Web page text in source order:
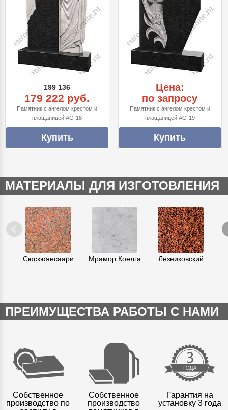
199 136
179 222 руб.
Памятник с ангелом крестом и
плащаницей AG-18
Цена:
по запросу
Памятник с ангелом крестом и
плащаницей AG-19
МАТЕРИАЛЫ ДЛЯ ИЗГОТОВЛЕНИЯ
Сюскюянсаари Мрамор Коелга Лезниковский
ПРЕИМУЩЕСТВА РАБОТЫ С НАМИ
Собственное
производство по
Собственное
производство
Гарантия на
установку 3 года